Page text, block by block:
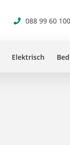
088 99 60 100
Elektrisch